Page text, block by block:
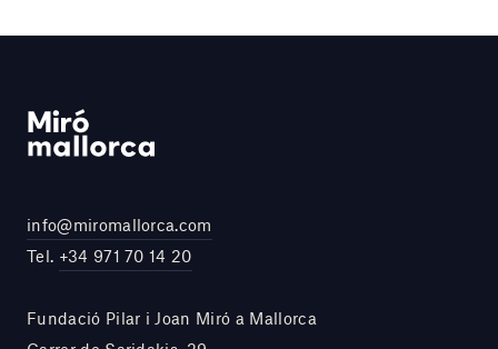
info@miromallorca.com
Tel. +34 971 70 14 20
Fundació Pilar i Joan Miró a Mallorca